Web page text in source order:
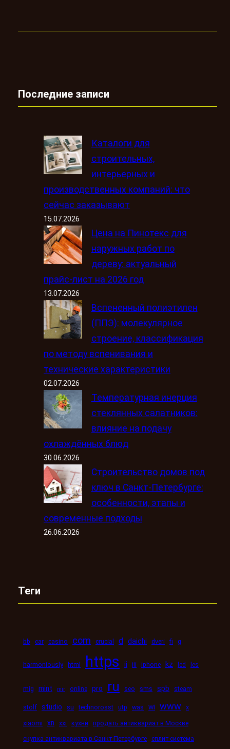
Последние записи
Каталоги для
строительных,
интерьерных и
производственных компаний: что
сейчас заказывают
15.07.2026
Цена на Пинотекс для
наружных работ по
дереву: актуальный
прайс-лист на 2026 год
13.07.2026
Вспененный полиэтилен
(ППЭ): молекулярное
строение, классификация
по методу вспенивания и
технические характеристики
02.07.2026
Температурная инерция
стеклянных салатников:
влияние на подачу
охлаждённых блюд
30.06.2026
Строительство домов под
ключ в Санкт-Петербурге:
особенности, этапы и
современные подходы
26.06.2026
Теги
bb car casino com crucial d daichi dveri fi g
harmoniously html https ii iii iphone kz led les
mig mint mir online pro ru seo sms spb steam
stolf studio su technorosst utp was wi www x
xiaomi xn xxi кухни
продать антиквариат в Москве
скупка антиквариата в Санкт-Петербурге сплит-система